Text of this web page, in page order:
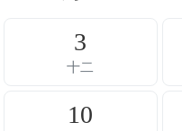
3
十二
10